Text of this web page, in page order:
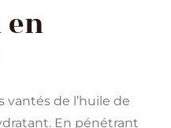
vantés de l’huile de
En pénétrant